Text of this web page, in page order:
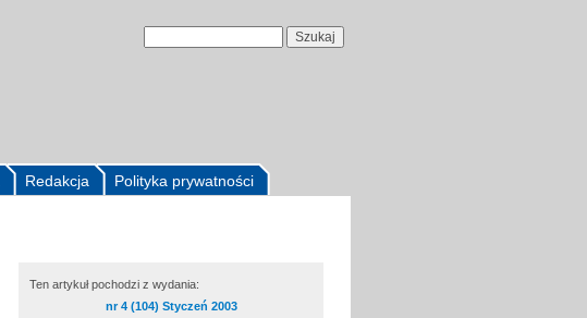
Polityka prywatności
Redakcja
Ten artykuł pochodzi z wydania:
nr 4 (104) Styczeń 2003